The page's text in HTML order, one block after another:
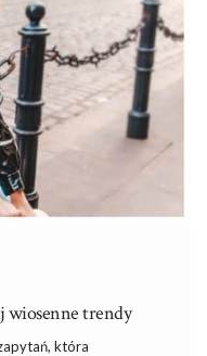
wiosenne trendy
która